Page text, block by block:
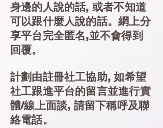
身邊的人說的話, 或者不知道
可以跟什麼人說的話。網上分
享平台完全匿名,並不會得到
回覆。
計劃由註冊社工協助, 如希望
社工跟進平台的留言並進行實
體/線上面談, 請留下稱呼及聯
絡電話。